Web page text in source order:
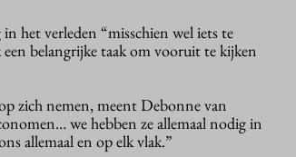
het verleden “misschien wel iets te
een belangrijke taak om vooruit te kijken
zich nemen, meent Debonne van
we hebben ze allemaal nodig in
allemaal en op elk vlak.”